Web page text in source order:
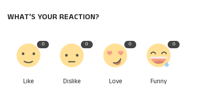
WHAT'S YOUR REACTION?
0
Like
0
Dislike
0
Love
0
Funny